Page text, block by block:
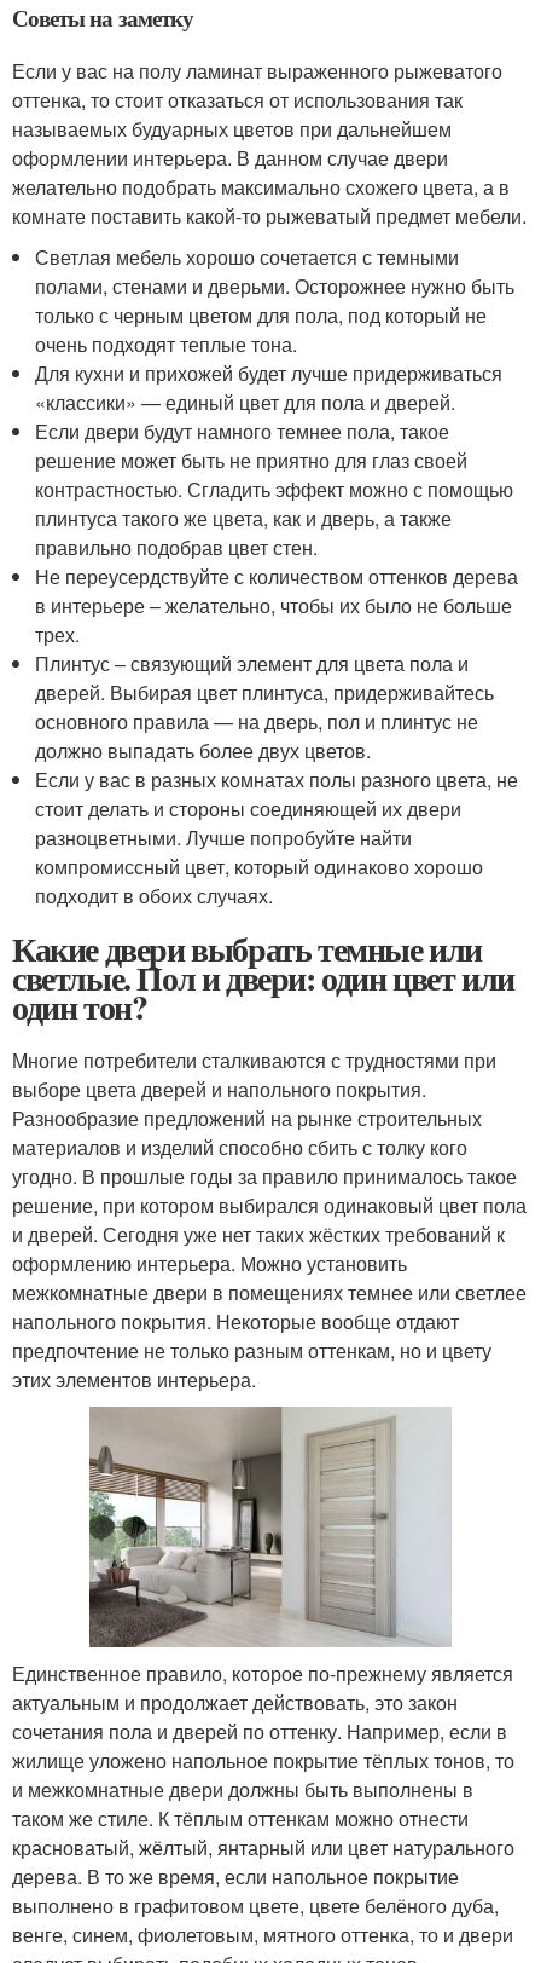
Советы на заметку
Если у вас на полу ламинат выраженного рыжеватого
оттенка, то стоит отказаться от использования так
называемых будуарных цветов при дальнейшем
оформлении интерьера. В данном случае двери
желательно подобрать максимально схожего цвета, а в
комнате поставить какой-то рыжеватый предмет мебели.
Светлая мебель хорошо сочетается с темными
полами, стенами и дверьми. Осторожнее нужно быть
только с черным цветом для пола, под который не
очень подходят теплые тона.
Для кухни и прихожей будет лучше придерживаться
«классики» — единый цвет для пола и дверей.
Если двери будут намного темнее пола, такое
решение может быть не приятно для глаз своей
контрастностью. Сгладить эффект можно с помощью
плинтуса такого же цвета, как и дверь, а также
правильно подобрав цвет стен.
Не переусердствуйте с количеством оттенков дерева
в интерьере – желательно, чтобы их было не больше
трех.
Плинтус – связующий элемент для цвета пола и
дверей. Выбирая цвет плинтуса, придерживайтесь
основного правила — на дверь, пол и плинтус не
должно выпадать более двух цветов.
Если у вас в разных комнатах полы разного цвета, не
стоит делать и стороны соединяющей их двери
разноцветными. Лучше попробуйте найти
компромиссный цвет, который одинаково хорошо
подходит в обоих случаях.
Какие двери выбрать темные или
светлые. Пол и двери: один цвет или
один тон?
Многие потребители сталкиваются с трудностями при
выборе цвета дверей и напольного покрытия.
Разнообразие предложений на рынке строительных
материалов и изделий способно сбить с толку кого
угодно. В прошлые годы за правило принималось такое
решение, при котором выбирался одинаковый цвет пола
и дверей. Сегодня уже нет таких жёстких требований к
оформлению интерьера. Можно установить
межкомнатные двери в помещениях темнее или светлее
напольного покрытия. Некоторые вообще отдают
предпочтение не только разным оттенкам, но и цвету
этих элементов интерьера.
Единственное правило, которое по-прежнему является
актуальным и продолжает действовать, это закон
сочетания пола и дверей по оттенку. Например, если в
жилище уложено напольное покрытие тёплых тонов, то
и межкомнатные двери должны быть выполнены в
таком же стиле. К тёплым оттенкам можно отнести
красноватый, жёлтый, янтарный или цвет натурального
дерева. В то же время, если напольное покрытие
выполнено в графитовом цвете, цвете белёного дуба,
венге, синем, фиолетовым, мятного оттенка, то и двери